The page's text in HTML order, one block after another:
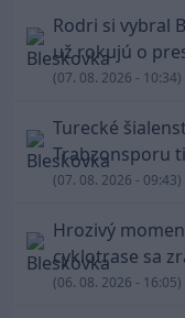
Rodri si vybral
už rokujú o
(07. 08. 2026 - 10:34)
Turecké
Trabzonsporu
(07. 08. 2026 - 09:43)
Hrozivý
cyklotrase sa
(06. 08. 2026 - 16:05)